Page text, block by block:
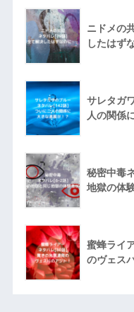
ニドメの
したはず
サレタガ
人の関係
秘密中毒
地獄の体
蜜蜂ライ
のヴェス